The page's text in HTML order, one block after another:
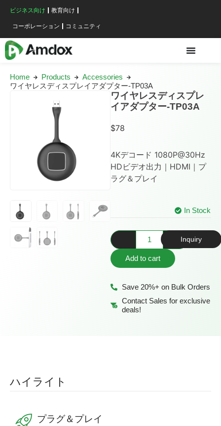
ビジネス向け 教育向け
コーポレーション コミュニティ
Home Products
Accessories
ワイヤレスディスプレイアダプター-TP03A
ワイヤレスディスプレ
イアダプター-TP03A
$78
4Kデコード 1080P@30Hz
HDビデオ出力｜HDMI｜プ
ラグ＆プレイ
In Stock
Add to cart
Inquiry
Save 20%+ on Bulk Orders
Contact Sales for exclusive
deals!
ハイライト
プラグ＆プレイ